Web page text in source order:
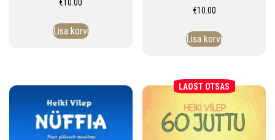
€10.00
Lisa korvi
€10.00
Lisa korvi
LAOST OTSAS